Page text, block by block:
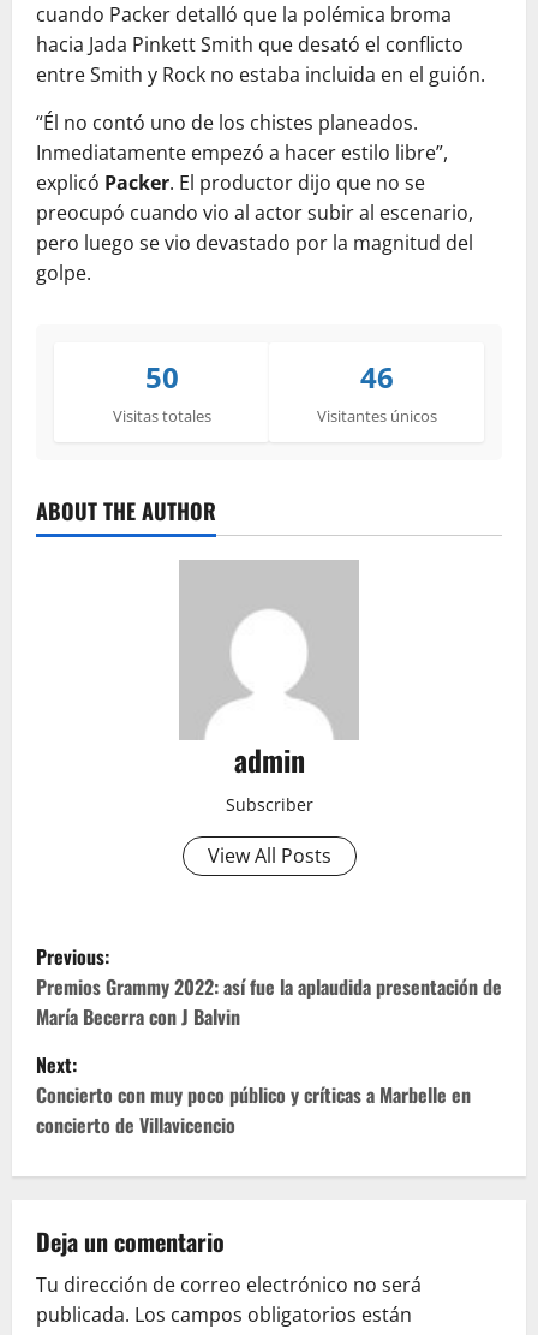
cuando Packer detalló que la polémica broma
hacia Jada Pinkett Smith que desató el conflicto
entre Smith y Rock no estaba incluida en el guión.
“Él no contó uno de los chistes planeados.
Inmediatamente empezó a hacer estilo libre”,
explicó Packer. El productor dijo que no se
preocupó cuando vio al actor subir al escenario,
pero luego se vio devastado por la magnitud del
golpe.
50
Visitas totales
46
Visitantes únicos
ABOUT THE AUTHOR
admin
Subscriber
View All Posts
P
o
s
t
n
v
i
Previous:
Premios Grammy 2022: así fue la aplaudida presentación de
María Becerra con J Balvin
Next:
Concierto con muy poco público y críticas a Marbelle en
concierto de Villavicencio
Deja un comentario
Tu dirección de correo electrónico no será
publicada. Los campos obligatorios están